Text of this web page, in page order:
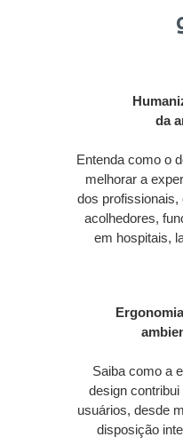
da
Entenda como o
melhorar a
dos profissionais,
acolhedores,
em hospitais,
Saiba como a
design
usuários, desde
disposição